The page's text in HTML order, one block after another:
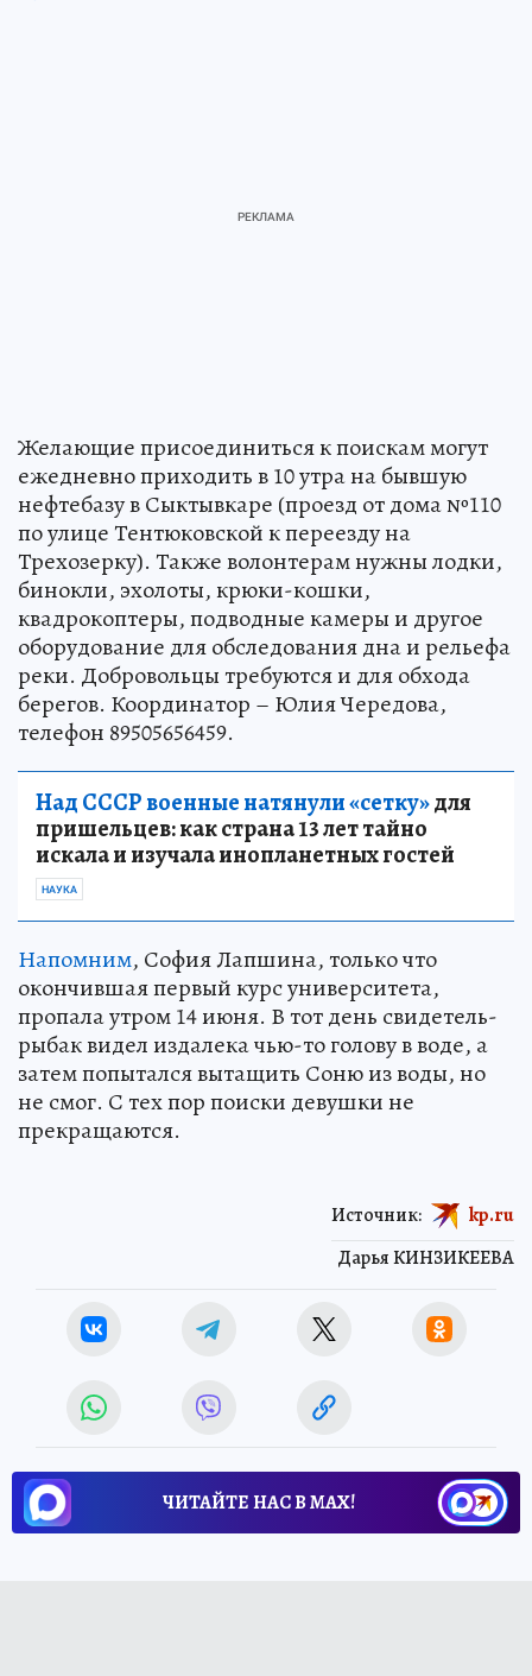
Желающие присоединиться к поискам могут
ежедневно приходить в 10 утра на бывшую
нефтебазу в Сыктывкаре (проезд от дома №110
по улице Тентюковской к переезду на
Трехозерку). Также волонтерам нужны лодки,
бинокли, эхолоты, крюки-кошки,
квадрокоптеры, подводные камеры и другое
оборудование для обследования дна и рельефа
реки. Добровольцы требуются и для обхода
берегов. Координатор – Юлия Чередова,
телефон 89505656459.
Над СССР военные натянули «сетку»для
пришельцев: как страна 13 лет тайно
искала и изучала инопланетных гостей
НАУКА
Напомним, София Лапшина, только что
окончившая первый курс университета,
пропала утром 14 июня. В тот день свидетель-
рыбак видел издалека чью-то голову в воде, а
затем попытался вытащить Соню из воды, но
не смог. С тех пор поиски девушки не
прекращаются.
Дарья КИНЗИКЕЕВА
Источник: kp.ru
ЧИТАЙТЕ НАС В МАХ!